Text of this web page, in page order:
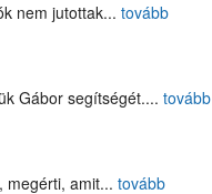
nem jutottak... tovább
Gábor segítségét.... tovább
megérti, amit... tovább